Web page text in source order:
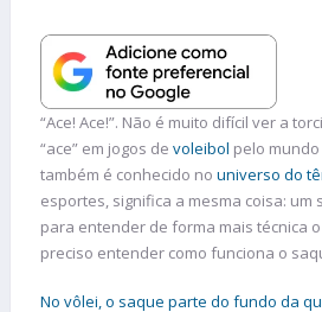
“Ace! Ace!”. Não é muito difícil ver a
“ace” em jogos de voleibol pelo
também é conhecido no universo do
esportes, significa a mesma coisa: um
para entender de forma mais técnica
preciso entender como funciona o
No vôlei, o saque parte do fundo da